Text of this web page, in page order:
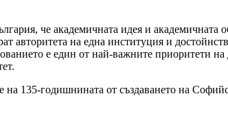
че академичната идея и академичната
авторитета на една институция и
е един от най-важните приоритети
на 135-годишнината от създаването на